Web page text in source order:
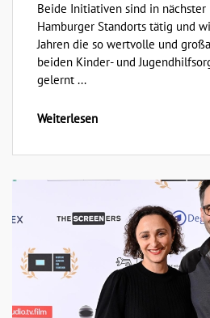
Beide Initiativen sind in nächster
Hamburger Standorts tätig und
Jahren die so wertvolle und
beiden Kinder- und
gelernt ...
Weiterlesen